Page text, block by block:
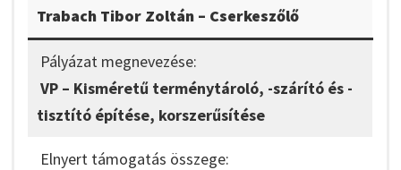
Trabach Tibor Zoltán – Cserkeszőlő
Pályázat megnevezése:
VP – Kisméretű terménytároló, -szárító és -
tisztító építése, korszerűsítése
Elnyert támogatás összege: